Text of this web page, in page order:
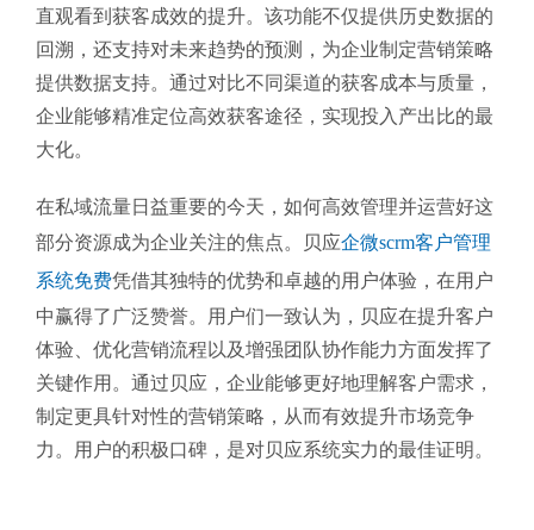
直观看到获客成效的提升。该功能不仅提供历史数据的
回溯，还支持对未来趋势的预测，为企业制定营销策略
提供数据支持。通过对比不同渠道的获客成本与质量，
企业能够精准定位高效获客途径，实现投入产出比的最
大化。
在私域流量日益重要的今天，如何高效管理并运营好这
部分资源成为企业关注的焦点。贝应企微scrm客户管理
系统免费凭借其独特的优势和卓越的用户体验，在用户
中赢得了广泛赞誉。用户们一致认为，贝应在提升客户
体验、优化营销流程以及增强团队协作能力方面发挥了
关键作用。通过贝应，企业能够更好地理解客户需求，
制定更具针对性的营销策略，从而有效提升市场竞争
力。用户的积极口碑，是对贝应系统实力的最佳证明。